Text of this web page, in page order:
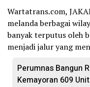
Wartatrans.com,
melanda berbagai
banyak terputus oleh
menjadi jalur yang
Perumnas Bangun
Kemayoran 609 Unit